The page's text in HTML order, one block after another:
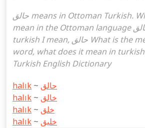
حالق means in Ottoman Turkish. What does that
mean in the Ottoman language حالق. حالق attoman
turkish I mean, حالق What is the meaning of the
word, what does it mean in turkish حالق, Ottoman
Turkish English Dictionary
halık ~ حالق
halık ~ خالق
halık ~ خلق
halık ~ خلیق